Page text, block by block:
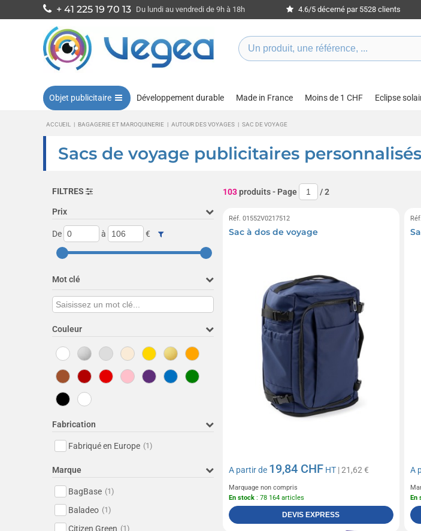
+ 41 225 19 70 13 Du lundi au vendredi de 9h à 18h 4.6/5 décerné par 5528 clients
Objet publicitaire Développement durable Made in France Moins de 1 CHF Eclipse
ACCUEIL | BAGAGERIE ET MAROQUINERIE | AUTOUR DES VOYAGES | SAC DE VOYAGE
Sacs de voyage publicitaires
FILTRES
Prix
De à €
Mot clé
Couleur
Fabrication
Fabriqué en Europe (1)
Marque
BagBase (1)
Baladeo (1)
Citizen Green (1)
103produits- Page /2
Réf. 01552V0217512
Sac à dos de voyage
A partir de 19,84 CHF HT | 21,62 €
Marquage non compris
En stock : 78 164 articles
DEVIS EXPRESS
A
En